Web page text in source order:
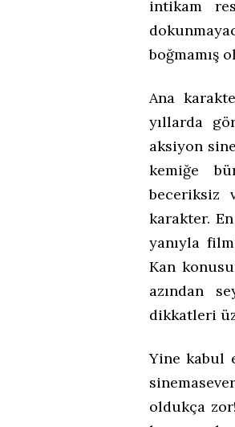
intikam
boğmamış
Ana
yıllarda
aksiyon
kemiğe
beceriksiz
karakter.
yanıyla
Kan
azından
dikkatleri
Yine kabul
oldukça